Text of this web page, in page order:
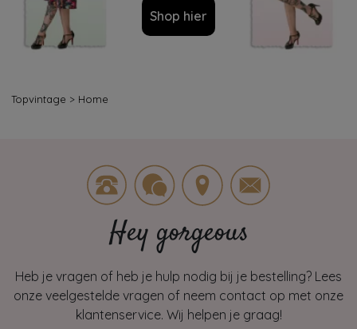
Shop hier
Topvintage > Home
Hey gorgeous
Heb je vragen of heb je hulp nodig bij je bestelling? Lees
onze veelgestelde vragen of neem contact op met onze
klantenservice. Wij helpen je graag!